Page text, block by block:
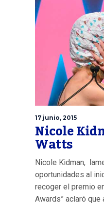
17 junio, 2015
Nicole
Watts
Nicole Kidman,
oportunidades al
recoger el premio
Awards” aclaró